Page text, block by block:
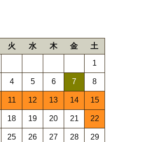
火 水 木 金 土
1
4 5 6 7 8
11 12 13 14 15
18 19 20 21 22
25 26 27 28 29